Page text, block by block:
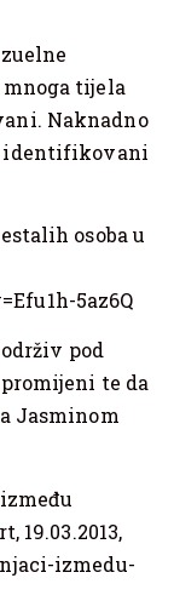
tijela
Naknadno
identifikovani
osoba u
5az6Q
pod
te da
Jasminom
19.03.2013,
izmedu-